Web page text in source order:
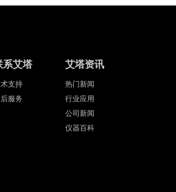
系艾塔
支持
服务
艾塔资讯
热门新闻
行业应用
公司新闻
仪器百科